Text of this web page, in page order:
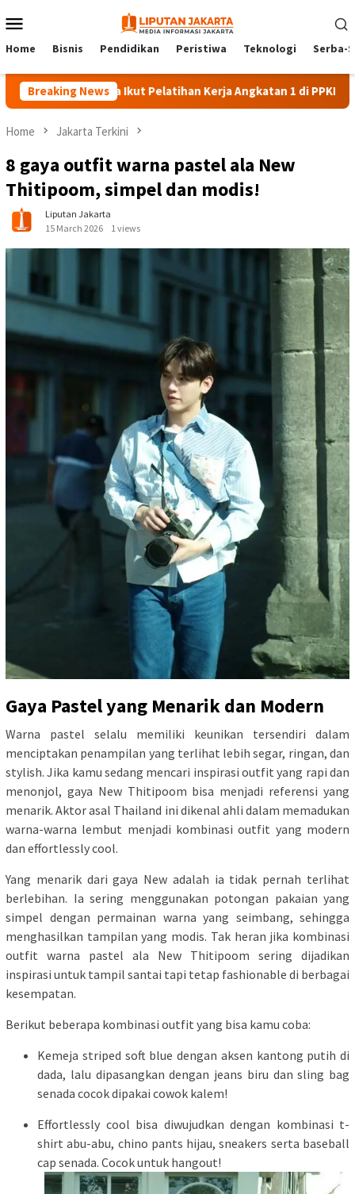
to
Menu
Home Bisnis Pendidikan Peristiwa Teknologi Serba-
Breaking News
Ikut Pelatihan Kerja Angkatan 1 di PPKD Jaksel 10
Home Jakarta Terkini
8 gaya outfit warna pastel ala New
Thitipoom, simpel dan modis!
Liputan Jakarta
15 March 2026
1 views
Gaya Pastel yang Menarik dan Modern
Warna pastel selalu memiliki keunikan tersendiri dalam
menciptakan penampilan yang terlihat lebih segar, ringan, dan
stylish. Jika kamu sedang mencari inspirasi outfit yang rapi dan
menonjol, gaya New Thitipoom bisa menjadi referensi yang
menarik. Aktor asal Thailand ini dikenal ahli dalam memadukan
warna-warna lembut menjadi kombinasi outfit yang modern
dan effortlessly cool.
Yang menarik dari gaya New adalah ia tidak pernah terlihat
berlebihan. Ia sering menggunakan potongan pakaian yang
simpel dengan permainan warna yang seimbang, sehingga
menghasilkan tampilan yang modis. Tak heran jika kombinasi
outfit warna pastel ala New Thitipoom sering dijadikan
inspirasi untuk tampil santai tapi tetap fashionable di berbagai
kesempatan.
Berikut beberapa kombinasi outfit yang bisa kamu coba:
Kemeja striped soft blue dengan aksen kantong putih di
dada, lalu dipasangkan dengan jeans biru dan sling bag
senada cocok dipakai cowok kalem!
Effortlessly cool bisa diwujudkan dengan kombinasi t-
shirt abu-abu, chino pants hijau, sneakers serta baseball
cap senada. Cocok untuk hangout!